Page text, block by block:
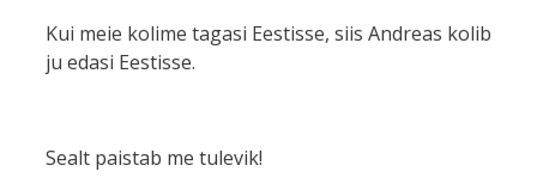
Kui meie kolime tagasi Eestisse, siis Andreas kolib
ju edasi Eestisse.
Sealt paistab me tulevik!